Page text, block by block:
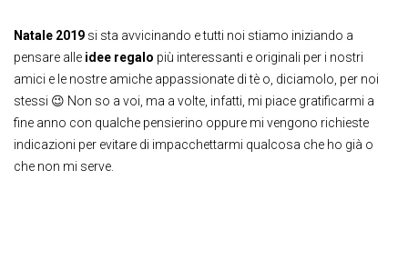
Natale 2019 si sta avvicinando e tutti noi stiamo iniziando a
pensare alle idee regalo più interessanti e originali per i nostri
amici e le nostre amiche appassionate di tè o, diciamolo, per noi
stessi 😉 Non so a voi, ma a volte, infatti, mi piace gratificarmi a
fine anno con qualche pensierino oppure mi vengono richieste
indicazioni per evitare di impacchettarmi qualcosa che ho già o
che non mi serve.